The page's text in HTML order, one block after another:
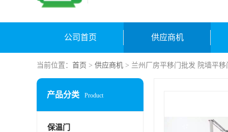
公司首页 供应商机
当前位置： 首页 > 供应商机 > 兰州厂房平移门批发 院墙平移
产品分类 Product
保温门